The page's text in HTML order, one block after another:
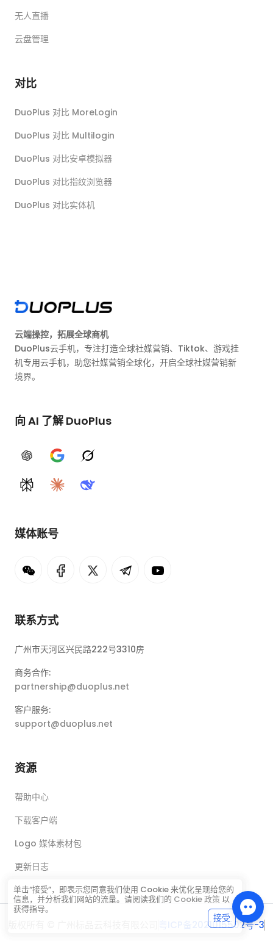
无人直播
云盘管理
对比
DuoPlus 对比 MoreLogin
DuoPlus 对比 Multilogin
DuoPlus 对比安卓模拟器
DuoPlus 对比指纹浏览器
DuoPlus 对比实体机
云端操控，拓展全球商机
DuoPlus云手机，专注打造全球社媒营销、Tiktok、游戏挂
机专用云手机，助您社媒营销全球化，开启全球社媒营销新
境界。
向 AI 了解 DuoPlus
ChatGPTGoogle AIGrok
PerplexityClaudeDeepSeek
媒体账号
联系方式
广州市天河区兴民路222号3310房
商务合作:
partnership@duoplus.net
客户服务:
support@duoplus.net
资源
帮助中心
下载客户端
Logo 媒体素材包
更新日志
粤ICP备2021015502号-3
单击“接受”，即表示您同意我们使用 Cookie 来优化呈现给您的
信息，并分析我们网站的流量。请阅读我们的 Cookie 政策 以
获得指导。
接受